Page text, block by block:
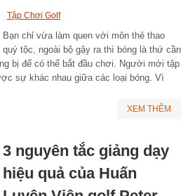
Tập Chơi Golf
Bạn chỉ vừa làm quen với môn thẻ thao
quý tộc, ngoài bộ gậy ra thì bóng là thứ cần
bị để có thể bắt đầu chơi. Người mới tập
sự khác nhau giữa các loại bóng. Vì
XEM THÊM
3 nguyên tắc giảng dạy
hiệu quả của Huấn